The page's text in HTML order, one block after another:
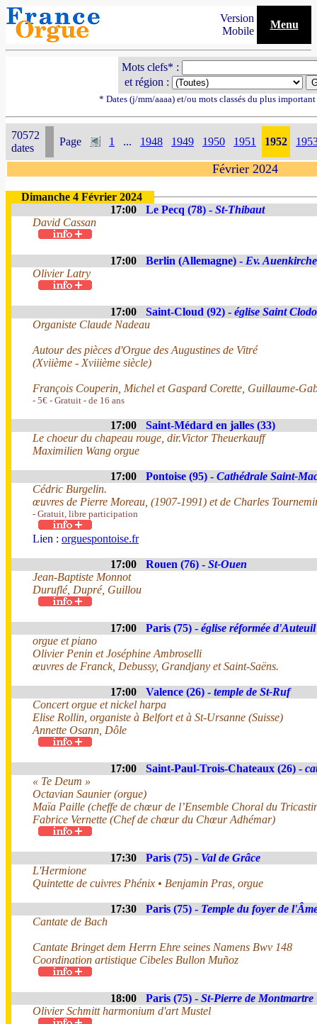
Version
Mobile
Menu
Mots clefs* :
et région :
* Dates (j/mm/aaaa) et/ou mots classés du plus
70572
dates
Page 1 ... 1948 1949 1950 1951 1952
Février 2024
Dimanche 4 Février 2024
17:00
Le Pecq (78) - St-Thibaut
David Cassan
17:00 Berlin (Allemagne) - Ev. Auenkirche
Olivier Latry
17:00 Saint-Cloud (92) - église Saint
Organiste Claude Nadeau
Autour des pièces d'Orgue des Augustines de Vitré
(Xviième - Xviiième siècle)
François Couperin, Michel et Gaspard Corette, Guillaume-
- 5€ - Gratuit - de 16 ans
17:00
Saint-Médard en jalles (33)
Le choeur du chapeau rouge, dir.Victor Theuerkauff
Maximilien Wang orgue
17:00 Pontoise (95) - Cathédrale Saint-
Cédric Burgelin.
œuvres de Pierre Moreau, (1907-1991) et de Charles
- Gratuit, libre participation
Lien : orguespontoise.fr
17:00 Rouen (76) - St-Ouen
Jean-Baptiste Monnot
Duruflé, Dupré, Guillou
17:00 Paris (75) - église réformée d'Auteuil
orgue et piano
Olivier Penin et Joséphine Ambroselli
œuvres de Franck, Debussy, Grandjany et Saint-Saëns.
17:00 Valence (26) - temple de St-Ruf
Concert orgue et nickel harpa
Elise Rollin, organiste à Belfort et à St-Ursanne (Suisse)
Annette Osann, Dôle
17:00 Saint-Paul-Trois-Chateaux (26) -
« Te Deum »
Octavian Saunier (orgue)
Maïa Paille (cheffe de chœur de l’Ensemble Choral du
Fabrice Vernette (Chef de chœur du Chœur Adhémar)
17:30 Paris (75) - Val de Grâce
L'Hermione
Quintette de cuivres Phénix • Benjamin Pras, orgue
17:30 Paris (75) - Temple du foyer de
Cantate de Bach
Cantate Bringet dem Herrn Ehre seines Namens Bwv 148
Coordination artistique Cibeles Bullon Muñoz
18:00 Paris (75) - St-Pierre de Montmartre
Olivier Schmitt harmonium d'art Mustel